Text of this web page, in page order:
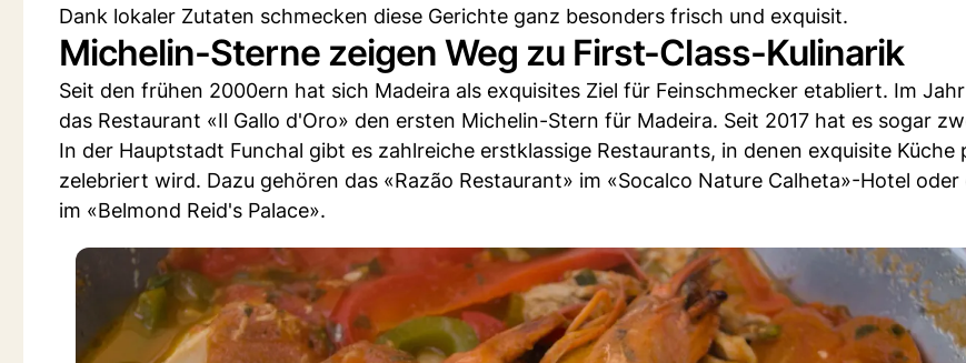
Dank lokaler Zutaten schmecken diese Gerichte ganz besonders frisch und exquisit.
Michelin-Sterne zeigen Weg zu First-Class-Kulinarik
Seit den frühen 2000ern hat sich Madeira als exquisites Ziel für Feinschmecker etabliert. Im
das Restaurant «Il Gallo d'Oro» den ersten Michelin-Stern für Madeira. Seit 2017 hat es sogar
In der Hauptstadt Funchal gibt es zahlreiche erstklassige Restaurants, in denen exquisite Küche
zelebriert wird. Dazu gehören das «Razão Restaurant» im «Socalco Nature Calheta»-Hotel oder
im «Belmond Reid's Palace».